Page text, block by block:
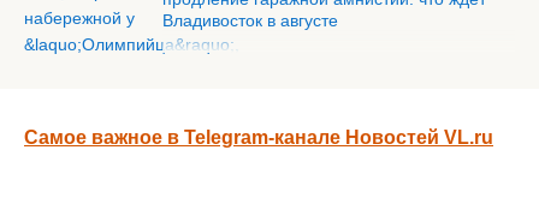
Владивосток в августе
Самое важное в Telegram-канале Новостей VL.ru